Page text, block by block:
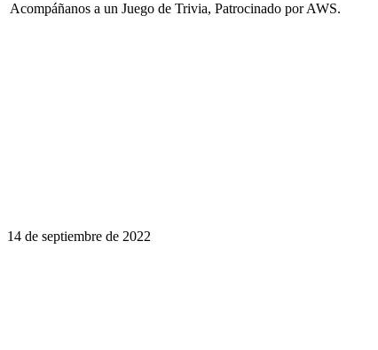
Acompáñanos a un Juego de Trivia, Patrocinado por AWS.
14 de septiembre de 2022